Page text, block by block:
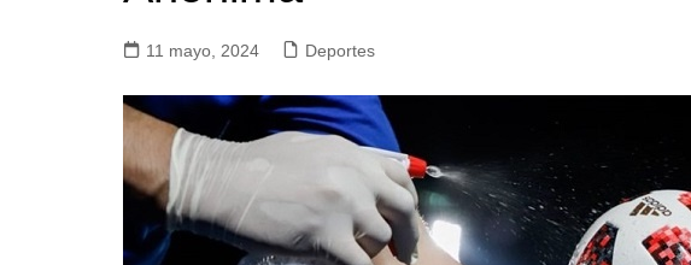
11 mayo, 2024 Deportes